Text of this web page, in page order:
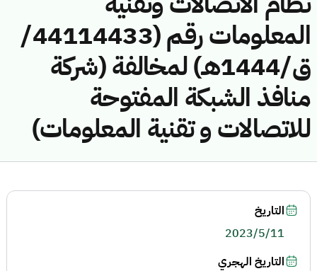
المعلومات رقم (44114433/
ق/1444هـ) لمخالفة (شركة
منافذ الشبكة المفتوحة
للاتصالات و تقنية المعلومات)
التاريخ
2023/5/11
التاريخ الهجري